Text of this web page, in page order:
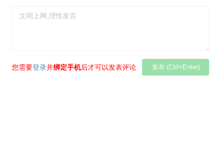
您需要登录并绑定手机后才可以发表评论 发布 (Ctrl+Enter)